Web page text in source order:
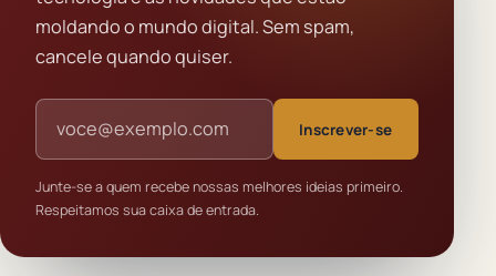
moldando o mundo digital. Sem spam,
cancele quando quiser.
Endereço de e-mail
Inscrever-se
Junte-se a quem recebe nossas melhores ideias primeiro.
Respeitamos sua caixa de entrada.